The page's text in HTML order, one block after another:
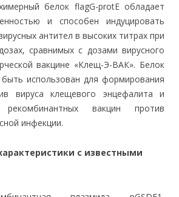
белок flagG-protE обладает
и способен индуцировать
антител в высоких титрах при
сравнимых с дозами вирусного
вакцине «Клещ-Э-ВАК». Белок
использован для формирования
вируса клещевого энцефалита и
рекомбинантных вакцин против
инфекции.
с известными